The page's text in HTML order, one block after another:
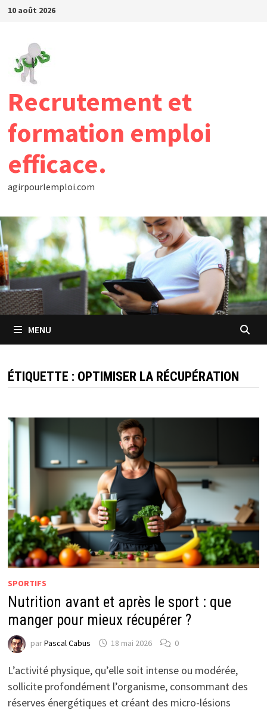
Passer
contenu
10 août 2026
Recrutement et
formation emploi
efficace.
agirpourlemploi.com
MENU
ÉTIQUETTE : OPTIMISER LA RÉCUPÉRATION
SPORTIFS
Nutrition avant et après le sport : que
manger pour mieux récupérer ?
parPascal Cabus 18 mai 2026 0
L’activité physique, qu’elle soit intense ou modérée,
sollicite profondément l’organisme, consommant des
réserves énergétiques et créant des micro-lésions